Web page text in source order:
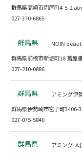
群馬県高崎市問屋町4-5-2
027-370-6865
群馬県
NOIN
群馬県前橋市新堀町18 蔦屋
027-210-0886
群馬県
アミング伊
群馬県伊勢崎市宮子町3406-3
027-075-5840
群馬県
アミング 太